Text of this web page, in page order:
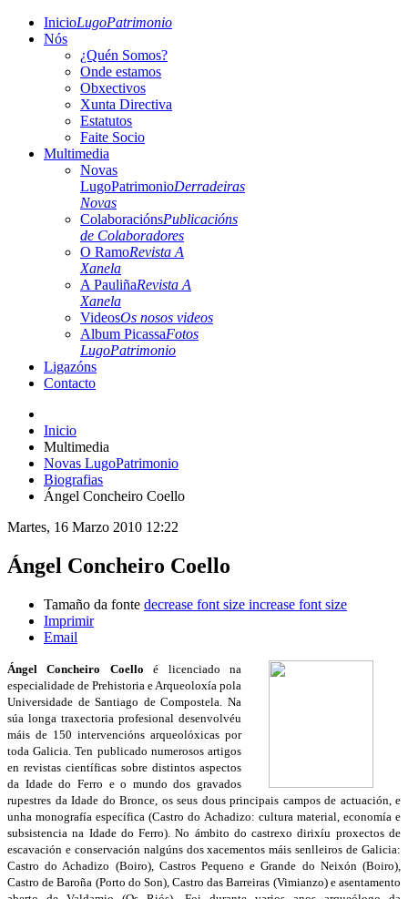
InicioLugoPatrimonio
Nós
¿Quén Somos?
Onde estamos
Obxectivos
Xunta Directiva
Estatutos
Faite Socio
Multimedia
Novas
LugoPatrimonioDerradeiras
Novas
ColaboraciónsPublicacións
de Colaboradores
O RamoRevista A
Xanela
A PauliñaRevista A
Xanela
VideosOs nosos videos
Album PicassaFotos
LugoPatrimonio
Ligazóns
Contacto
Inicio
Multimedia
Novas LugoPatrimonio
Biografias
Ángel Concheiro Coello
Martes, 16 Marzo 2010 12:22
Ángel Concheiro Coello
Tamaño da fonte decrease font size increase font size
Imprimir
Email
Ángel Concheiro Coello é licenciado na
especialidade de Prehistoria e Arqueoloxía pola
Universidade de Santiago de Compostela. Na
súa longa traxectoria profesional desenvolvéu
máis de 150 intervencións arqueolóxicas por
toda Galicia. Ten publicado numerosos artigos
en revistas científicas sobre distintos aspectos
da Idade do Ferro e o mundo dos gravados
rupestres da Idade do Bronce, os seus dous principais campos de actuación, e
unha monografía específica (Castro do Achadizo: cultura material, economía e
subsistencia na Idade do Ferro). No ámbito do castrexo dirixíu proxectos de
escavación e conservación nalgúns dos xacementos máis senlleiros de Galicia:
Castro do Achadizo (Boiro), Castros Pequeno e Grande do Neixón (Boiro),
Castro de Baroña (Porto do Son), Castro das Barreiras (Vimianzo) e asentamento